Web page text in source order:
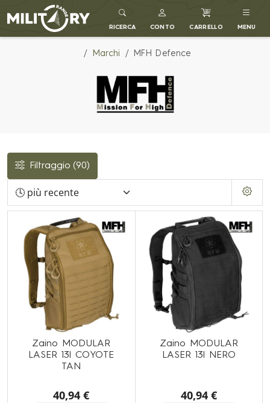
MILITARY RANGE IT
RICERCA CONTO CARRELLO MENU
Marchi MFH Defence
Filtraggio (90)
Zaino MODULAR
LASER 13l COYOTE
TAN
40,94 €
Zaino MODULAR
LASER 13l NERO
40,94 €